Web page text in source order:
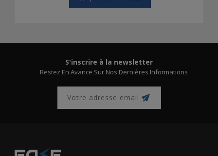
S'inscrire à la newsletter
Restez En Avance Sur Nos Dernières Informations